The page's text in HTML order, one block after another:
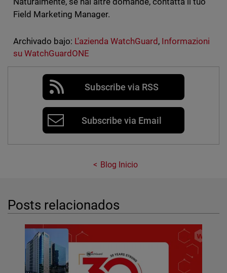
Field Marketing Manager.
Archivado bajo: L'azienda WatchGuard, Informazioni
su WatchGuardONE
Subscribe via RSS
Subscribe via Email
Blog Inicio
Posts relacionados